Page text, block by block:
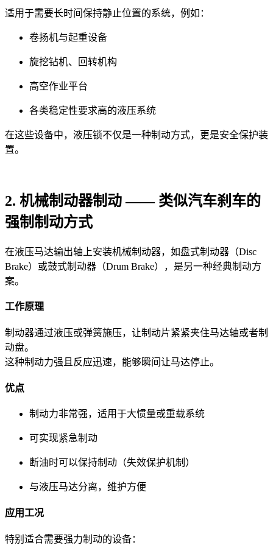
适用于需要长时间保持静止位置的系统，例如：
卷扬机与起重设备
旋挖钻机、回转机构
高空作业平台
各类稳定性要求高的液压系统
在这些设备中，液压锁不仅是一种制动方式，更是安全保护装
置。
2. 机械制动器制动 —— 类似汽车刹车的
强制制动方式
在液压马达输出轴上安装机械制动器，如盘式制动器（Disc
Brake）或鼓式制动器（Drum Brake），是另一种经典制动方
案。
工作原理
制动器通过液压或弹簧施压，让制动片紧紧夹住马达轴或者制
动盘。
这种制动力强且反应迅速，能够瞬间让马达停止。
优点
制动力非常强，适用于大惯量或重载系统
可实现紧急制动
断油时可以保持制动（失效保护机制）
与液压马达分离，维护方便
应用工况
特别适合需要强力制动的设备：